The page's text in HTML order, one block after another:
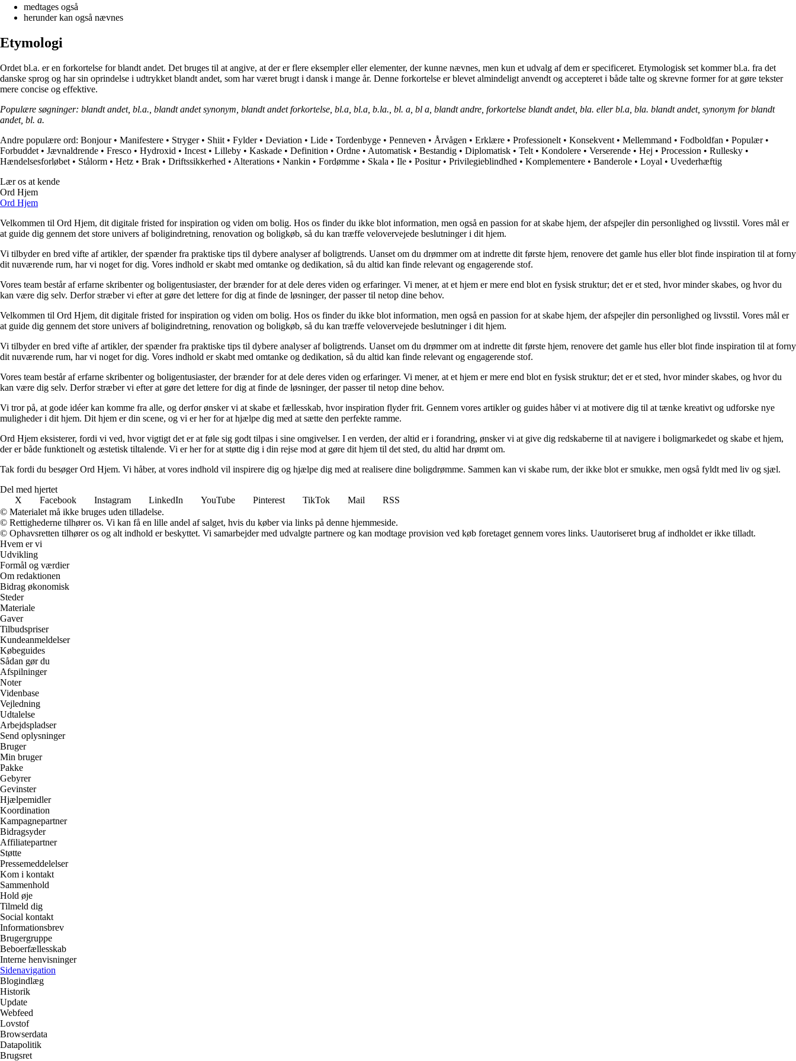
medtages også
herunder kan også nævnes
Etymologi
Ordet bl.a. er en forkortelse for blandt andet. Det bruges til at angive, at der er flere eksempler eller elementer, der kunne nævnes, men kun et udvalg af dem er specificeret. Etymologisk set kommer bl.a. fra det
danske sprog og har sin oprindelse i udtrykket blandt andet, som har været brugt i dansk i mange år. Denne forkortelse er blevet almindeligt anvendt og accepteret i både talte og skrevne former for at gøre tekster
mere concise og effektive.
Populære søgninger: blandt andet, bl.a., blandt andet synonym, blandt andet forkortelse, bl.a, bl.a, b.la., bl. a, bl a, blandt andre, forkortelse blandt andet, bla. eller bl.a, bla. blandt andet, synonym for blandt
andet, bl. a.
Andre populære ord: Bonjour• Manifestere • Stryger• Shiit • Fylder• Deviation • Lide • Tordenbyge • Penneven • Årvågen • Erklære • Professionelt • Konsekvent • Mellemmand • Fodboldfan • Populær•
Forbuddet • Jævnaldrende • Fresco • Hydroxid • Incest • Lilleby • Kaskade • Definition • Ordne • Automatisk • Bestandig • Diplomatisk • Telt • Kondolere • Verserende • Hej • Procession • Rullesky •
Hændelsesforløbet • Stålorm • Hetz • Brak • Driftssikkerhed • Alterations • Nankin • Fordømme • Skala • Ile • Positur• Privilegieblindhed • Komplementere • Banderole • Loyal • Uvederhæftig
Lær os at kende
Ord Hjem
Ord Hjem
Velkommen til Ord Hjem, dit digitale fristed for inspiration og viden om bolig. Hos os finder du ikke blot information, men også en passion for at skabe hjem, der afspejler din personlighed og livsstil. Vores mål er
at guide dig gennem det store univers af boligindretning, renovation og boligkøb, så du kan træffe velovervejede beslutninger i dit hjem.
Vi tilbyder en bred vifte af artikler, der spænder fra praktiske tips til dybere analyser af boligtrends. Uanset om du drømmer om at indrette dit første hjem, renovere det gamle hus eller blot finde inspiration til at forny
dit nuværende rum, har vi noget for dig. Vores indhold er skabt med omtanke og dedikation, så du altid kan finde relevant og engagerende stof.
Vores team består af erfarne skribenter og boligentusiaster, der brænder for at dele deres viden og erfaringer. Vi mener, at et hjem er mere end blot en fysisk struktur; det er et sted, hvor minder skabes, og hvor du
kan være dig selv. Derfor stræber vi efter at gøre det lettere for dig at finde de løsninger, der passer til netop dine behov.
Velkommen til Ord Hjem, dit digitale fristed for inspiration og viden om bolig. Hos os finder du ikke blot information, men også en passion for at skabe hjem, der afspejler din personlighed og livsstil. Vores mål er
at guide dig gennem det store univers af boligindretning, renovation og boligkøb, så du kan træffe velovervejede beslutninger i dit hjem.
Vi tilbyder en bred vifte af artikler, der spænder fra praktiske tips til dybere analyser af boligtrends. Uanset om du drømmer om at indrette dit første hjem, renovere det gamle hus eller blot finde inspiration til at forny
dit nuværende rum, har vi noget for dig. Vores indhold er skabt med omtanke og dedikation, så du altid kan finde relevant og engagerende stof.
Vores team består af erfarne skribenter og boligentusiaster, der brænder for at dele deres viden og erfaringer. Vi mener, at et hjem er mere end blot en fysisk struktur; det er et sted, hvor minder skabes, og hvor du
kan være dig selv. Derfor stræber vi efter at gøre det lettere for dig at finde de løsninger, der passer til netop dine behov.
Vi tror på, at gode idéer kan komme fra alle, og derfor ønsker vi at skabe et fællesskab, hvor inspiration flyder frit. Gennem vores artikler og guides håber vi at motivere dig til at tænke kreativt og udforske nye
muligheder i dit hjem. Dit hjem er din scene, og vi er her for at hjælpe dig med at sætte den perfekte ramme.
Ord Hjem eksisterer, fordi vi ved, hvor vigtigt det er at føle sig godt tilpas i sine omgivelser. I en verden, der altid er i forandring, ønsker vi at give dig redskaberne til at navigere i boligmarkedet og skabe et hjem,
der er både funktionelt og æstetisk tiltalende. Vi er her for at støtte dig i din rejse mod at gøre dit hjem til det sted, du altid har drømt om.
Tak fordi du besøger Ord Hjem. Vi håber, at vores indhold vil inspirere dig og hjælpe dig med at realisere dine boligdrømme. Sammen kan vi skabe rum, der ikke blot er smukke, men også fyldt med liv og sjæl.
Del med hjertet
X
Facebook Instagram LinkedIn YouTube Pinterest TikTok Mail
RSS
© Materialet må ikke bruges uden tilladelse.
© Rettighederne tilhører os. Vi kan få en lille andel af salget, hvis du køber via links på denne hjemmeside.
© Ophavsretten tilhører os og alt indhold er beskyttet. Vi samarbejder med udvalgte partnere og kan modtage provision ved køb foretaget gennem vores links. Uautoriseret brug af indholdet er ikke tilladt.
Hvem er vi
Udvikling
Formål og værdier
Om redaktionen
Bidrag økonomisk
Steder
Materiale
Gaver
Tilbudspriser
Kundeanmeldelser
Købeguides
Sådan gør du
Afspilninger
Noter
Videnbase
Vejledning
Udtalelse
Arbejdspladser
Send oplysninger
Bruger
Min bruger
Pakke
Gebyrer
Gevinster
Hjælpemidler
Koordination
Kampagnepartner
Bidragsyder
Affiliatepartner
Støtte
Pressemeddelelser
Kom i kontakt
Sammenhold
Hold øje
Tilmeld dig
Social kontakt
Informationsbrev
Brugergruppe
Beboerfællesskab
Interne henvisninger
Sidenavigation
Blogindlæg
Historik
Update
Webfeed
Lovstof
Browserdata
Datapolitik
Brugsret